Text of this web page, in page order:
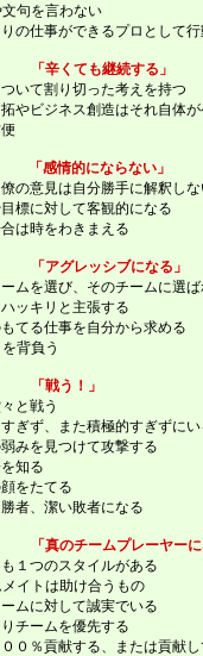
句を言わない
の仕事ができるプロとして行
「辛くても継続する」
いて割り切った考えを持つ
やビジネス創造はそれ自体が
「感情的にならない」
の意見は自分勝手に解釈しな
標に対して客観的になる
は時をわきまえる
「アグレッシブになる」
ムを選び、そのチームに選ば
ッキリと主張する
てる仕事を自分から求める
背負う
「戦う！」
と戦う
ぎず、また積極的すぎずにい
みを見つけて攻撃する
知る
をたてる
者、潔い敗者になる
「真のチームプレーヤーに
１つのスタイルがある
イトは助け合うもの
ムに対して誠実でいる
チームを優先する
０％貢献する、または貢献し